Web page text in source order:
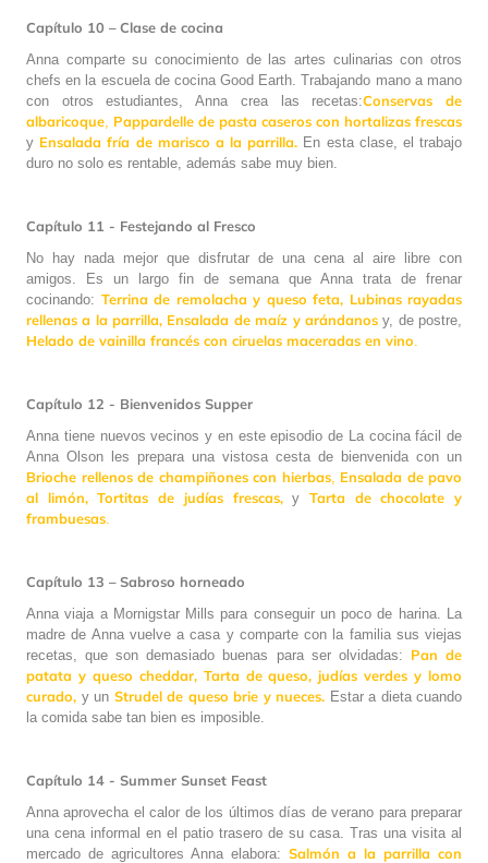
Capítulo 10 – Clase de cocina
Anna comparte su conocimiento de las artes culinarias con otros
chefs en la escuela de cocina Good Earth. Trabajando mano a mano
con otros estudiantes, Anna crea las recetas:Conservas de
albaricoque Pappardelle de pasta caseros con hortalizas frescas
y Ensalada fría de marisco a la parrilla. En esta clase, el trabajo
duro no solo es rentable, además sabe muy bien.
Capítulo 11 - Festejando al Fresco
No hay nada mejor que disfrutar de una cena al aire libre con
amigos. Es un largo fin de semana que Anna trata de frenar
cocinando: Terrina de remolacha y queso feta, Lubinas rayadas
rellenas a la parrilla, Ensalada de maíz y arándanosy, de postre,
Helado de vainilla francés con ciruelas maceradas en vino
Capítulo 12 - Bienvenidos Supper
Anna tiene nuevos vecinos y en este episodio de La cocina fácil de
Anna Olson les prepara una vistosa cesta de bienvenida con un
Brioche rellenos de champiñones con hierbas, Ensalada de pavo
al limón, Tortitas de judías frescas,y Tarta de chocolate y
frambuesas
Capítulo 13 – Sabroso horneado
Anna viaja a Mornigstar Mills para conseguir un poco de harina. La
madre de Anna vuelve a casa y comparte con la familia sus viejas
recetas, que son demasiado buenas para ser olvidadas: Pan de
patata y queso cheddar, Tarta de queso, judías verdes y lomo
curado, y un Strudel de queso brie y nueces. Estar a dieta cuando
la comida sabe tan bien es imposible.
Capítulo 14 - Summer Sunset Feast
Anna aprovecha el calor de los últimos días de verano para preparar
una cena informal en el patio trasero de su casa. Tras una visita al
mercado de agricultores Anna elabora: Salmón a la parrilla con